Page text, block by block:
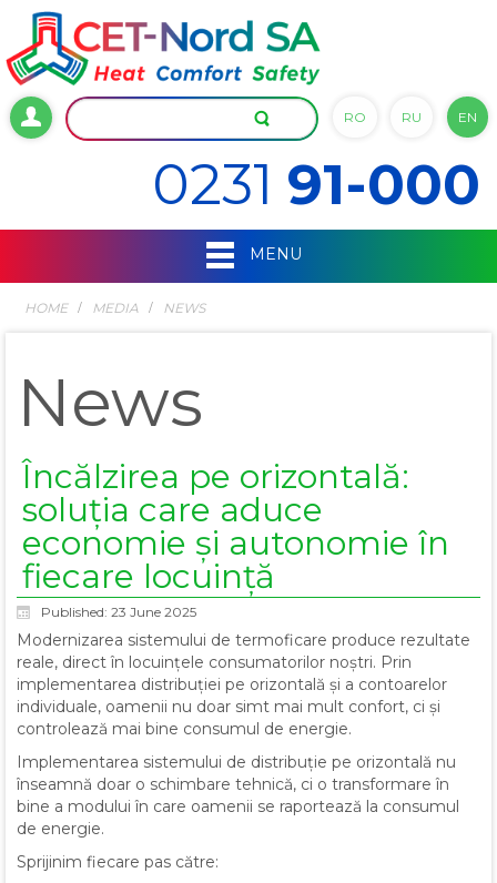
RO RU EN
0231 91-000
MENU
HOME MEDIA NEWS
News
Încălzirea pe orizontală:
soluția care aduce
economie și autonomie în
fiecare locuință
Published: 23 June 2025
Modernizarea sistemului de termoficare produce rezultate
reale, direct în locuințele consumatorilor noștri. Prin
implementarea distribuției pe orizontală și a contoarelor
individuale, oamenii nu doar simt mai mult confort, ci și
controlează mai bine consumul de energie.
Implementarea sistemului de distribuție pe orizontală nu
înseamnă doar o schimbare tehnică, ci o transformare în
bine a modului în care oamenii se raportează la consumul
de energie.
Sprijinim fiecare pas către: